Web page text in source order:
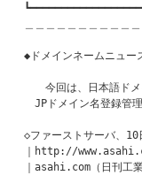
◆ドメインネームニュ
今回は、日本語ドメ
JPドメイン名登録管
◇ファーストサーバ、10
｜http://
｜asahi.com（日刊工